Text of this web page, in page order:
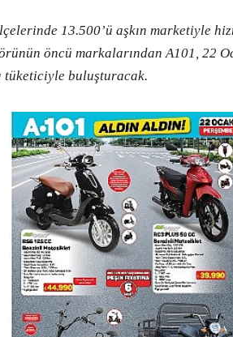
13.500’ü aşkın marketiyle
öncü markalarından A101, 22
buluşturacak.